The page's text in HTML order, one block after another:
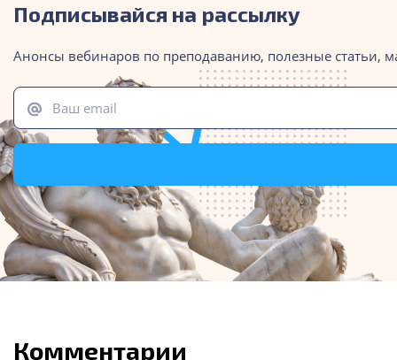
Подписывайся на рассылку
Анонсы вебинаров по преподаванию, полезные статьи,
Ваш email
Комментарии